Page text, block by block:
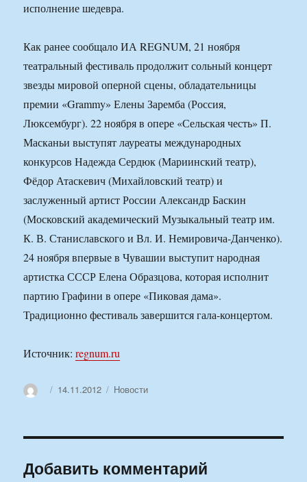
исполнение шедевра.
Как ранее сообщало ИА REGNUM, 21 ноября
театральный фестиваль продолжит сольный концерт
звезды мировой оперной сцены, обладательницы
премии «Grammy» Елены Заремба (Россия,
Люксембург). 22 ноября в опере «Сельская честь» П.
Масканьи выступят лауреаты международных
конкурсов Надежда Сердюк (Мариинский театр),
Фёдор Атаскевич (Михайловский театр) и
заслуженный артист России Александр Баскин
(Московский академический Музыкальный театр им.
К. В. Станиславского и Вл. И. Немировича-Данченко).
24 ноября впервые в Чувашии выступит народная
артистка СССР Елена Образцова, которая исполнит
партию Графини в опере «Пиковая дама».
Традиционно фестиваль завершится гала-концертом.
Источник:regnum.ru
АвторОпубликовано
14.11.2012 Рубрики
Новости
Добавить комментарий